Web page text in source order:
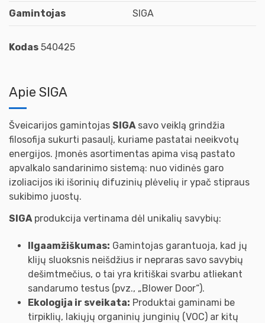
Gamintojas SIGA
Kodas 540425
Apie SIGA
Šveicarijos gamintojas SIGA savo veiklą grindžia
filosofija sukurti pasaulį, kuriame pastatai neeikvotų
energijos. Įmonės asortimentas apima visą pastato
apvalkalo sandarinimo sistemą: nuo vidinės garo
izoliacijos iki išorinių difuzinių plėvelių ir ypač stipraus
sukibimo juostų.
SIGA produkcija vertinama dėl unikalių savybių:
Ilgaamžiškumas: Gamintojas garantuoja, kad jų
klijų sluoksnis neišdžius ir nepraras savo savybių
dešimtmečius, o tai yra kritiškai svarbu atliekant
sandarumo testus (pvz., „Blower Door“).
Ekologija ir sveikata: Produktai gaminami be
tirpiklių, lakiųjų organinių junginių (VOC) ar kitų